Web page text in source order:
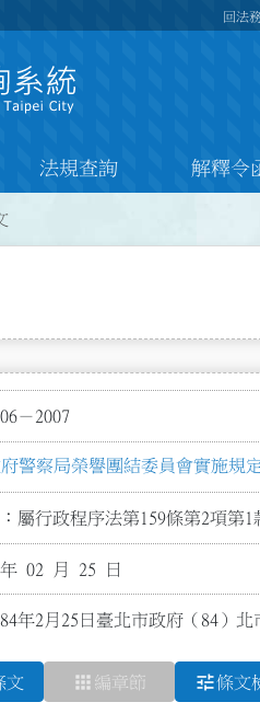
回法
法規查詢 解釋令
－2007
警察局榮譽團結委員會實施規
屬行政程序法第159條第2項第1
02 月 25 日
年2月25日臺北市政府（84）
文 apps 編章節 tune條文